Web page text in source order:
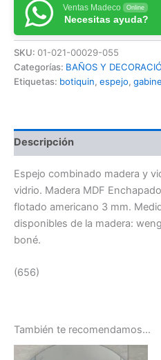
Ventas Madeco Online
Necesitas ayuda?
SKU: 01-021-00029-055
Categorías: BAÑOS Y
Etiquetas: botiquin, espejo,
Descripción
Espejo combinado madera y
vidrio. Madera MDF
flotado americano 3 mm.
disponibles de la madera:
boné.
(656)
También te recomendamos…